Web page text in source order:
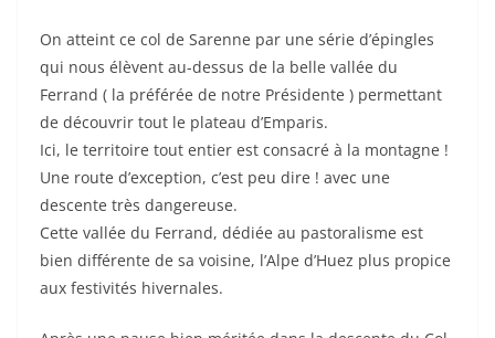
On atteint ce col de Sarenne par une série d’épingles
qui nous élèvent au-dessus de la belle vallée du
Ferrand ( la préférée de notre Présidente ) permettant
de découvrir tout le plateau d’Emparis.
Ici, le territoire tout entier est consacré à la montagne !
Une route d’exception, c’est peu dire ! avec une
descente très dangereuse.
Cette vallée du Ferrand, dédiée au pastoralisme est
bien différente de sa voisine, l’Alpe d’Huez plus propice
aux festivités hivernales.